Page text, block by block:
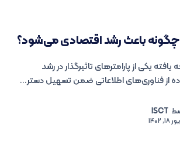
چگونه باعث رشد اقتصادی می‌شود؟
یکی از پارامترهای تاثیرگذار در رشد
از فناوری‌های اطلاعاتی ضمن تسهیل دستر...
ISCT
1402